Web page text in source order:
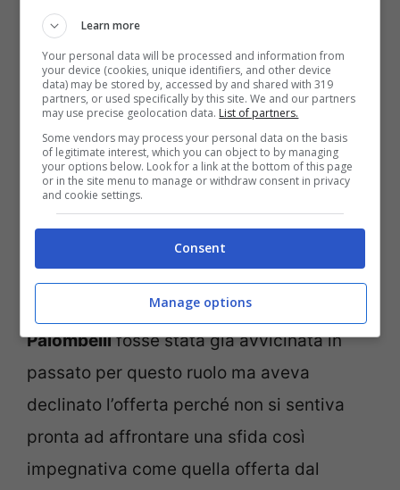
2018 si era parlato della possibilità che
Mediaset affidasse a lei la conduzione del
programma. Secondo quanto riportato
all’epoca da Davide Maggio, l’idea era
stata presa in considerazione ma poi
accantonata per diverse ragioni.
Ora sembra che questa “vecchia idea” sia
ha sottolineato come
Palombellifosse stata già avvicinata in
passato per questo ruolo ma aveva
declinato l’offerta perché non si sentiva
pronta ad affrontare una sfida così
impegnativa come quella offerta dal
Learn more
Your personal data will be processed and information from
your device (cookies, unique identifiers, and other device
data) may be stored by, accessed by and shared with 319
partners, or used specifically by this site. We and our partners
may use precise geolocation data. List of partners.
Some vendors may process your personal data on the basis
of legitimate interest, which you can object to by managing
your options below. Look for a link at the bottom of this page
or in the site menu to manage or withdraw consent in privacy
and cookie settings.
Consent
Manage options